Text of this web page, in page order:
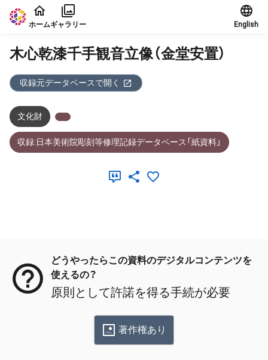
本文に飛ぶ
ホームギャラリー English
木心乾漆千手観音立像（金堂安置）
収録元データベースで開く
文化財
収録:日本美術院彫刻等修理記録データベース「紙資料」
どうやったらこの資料のデジタルコンテンツを
使えるの？
原則として許諾を得る手続が必要
著作権あり